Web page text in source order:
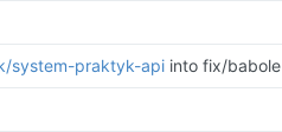
system-praktyk-api into fix/babole